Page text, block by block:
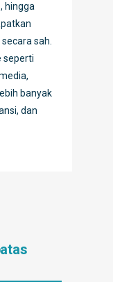
hingga
sah.
seperti
banyak
dan